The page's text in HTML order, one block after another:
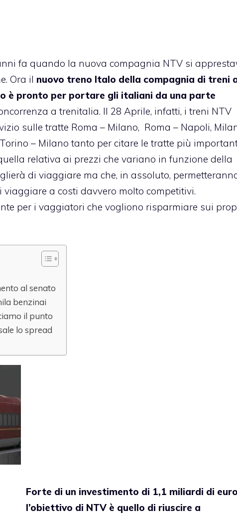
fa quando la nuova compagnia NTV si
Ora il nuovo treno Italo della compagnia di treni
è pronto per portare gli italiani da una parte
a trenitalia. Il 28 Aprile, infatti, i treni NTV
sulle tratte Roma – Milano, Roma – Napoli,
– Milano tanto per citare le tratte più
relativa ai prezzi che variano in funzione della
di viaggiare ma che, in assoluto,
a costi davvero molto competitivi.
per i vaggiatori che vogliono risparmiare sui
al senato
benzinai
il punto
lo spread
Forte di un investimento di 1,1 miliardi di euro
l’obiettivo di NTV è quello di riuscire a